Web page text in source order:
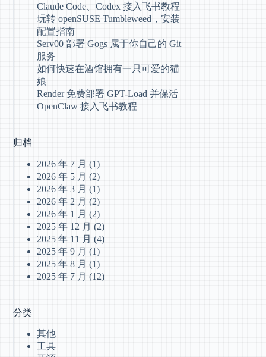
Claude Code、Codex 接入飞书教程
玩转 openSUSE Tumbleweed，安装
配置指南
Serv00 部署 Gogs 属于你自己的 Git
服务
如何快速在酒馆拥有一只可爱的猫
娘
Render 免费部署 GPT-Load 并保活
OpenClaw 接入飞书教程
归档
2026 年 7 月 (1)
2026 年 5 月 (2)
2026 年 3 月 (1)
2026 年 2 月 (2)
2026 年 1 月 (2)
2025 年 12 月 (2)
2025 年 11 月 (4)
2025 年 9 月 (1)
2025 年 8 月 (1)
2025 年 7 月 (12)
分类
其他
工具